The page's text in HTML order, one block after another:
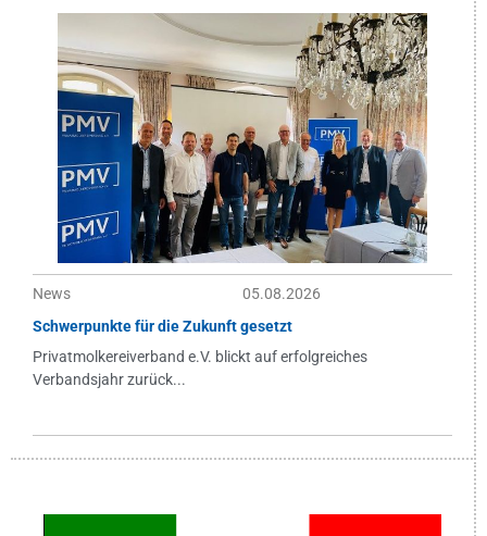
News
05.08.2026
Schwerpunkte für die Zukunft gesetzt
Privatmolkereiverband e.V. blickt auf erfolgreiches
Verbandsjahr zurück...